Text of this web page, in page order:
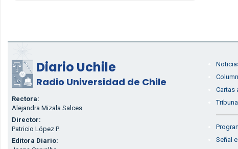
Diario Uchile
Radio Universidad de Chile
Rectora:
Alejandra Mizala Salces
Director:
Patricio López P.
Editora Diario:
Cartas
Señal